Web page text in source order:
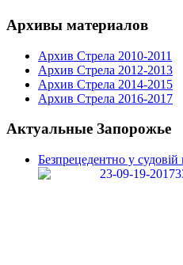
Архивы материалов
Архив Стрела 2010-2011
Архив Стрела 2012-2013
Архив Стрела 2014-2015
Архив Стрела 2016-2017
Актуальные Запорожье
Безпрецедентно у